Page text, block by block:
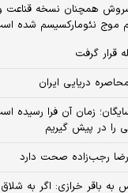
همچنان نسخه قناعت
موج نئومارکسیسم شده
قرار گرفت
دریایی ایران
زمان آن فرا رسیده
را در پیش گیریم
رجب‌زاده صحت دارد
به باقر خرازی: اگر به